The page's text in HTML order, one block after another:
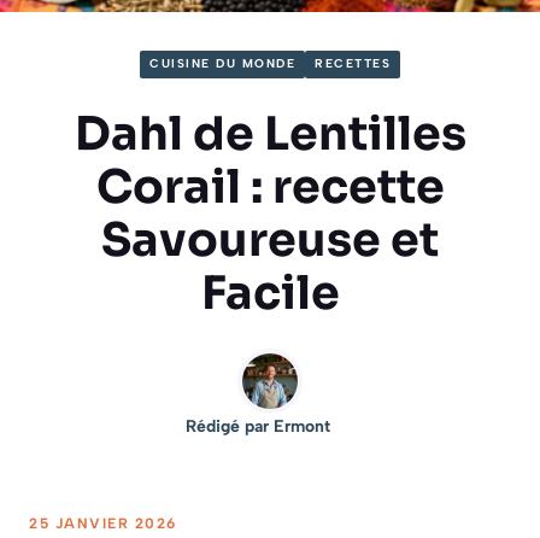
CUISINE DU MONDE RECETTES
Dahl de Lentilles
Corail : recette
Savoureuse et
Facile
Rédigé par Ermont
25 JANVIER 2026